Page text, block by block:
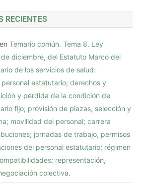
RECIENTES
enTemario común. Tema 8. Ley
diciembre, del Estatuto Marco del
de los servicios de salud:
estatutario; derechos y
y pérdida de la condición de
fijo; provisión de plazas, selección y
movilidad del personal; carrera
jornadas de trabajo, permisos
del personal estatutario; régimen
representación,
colectiva.